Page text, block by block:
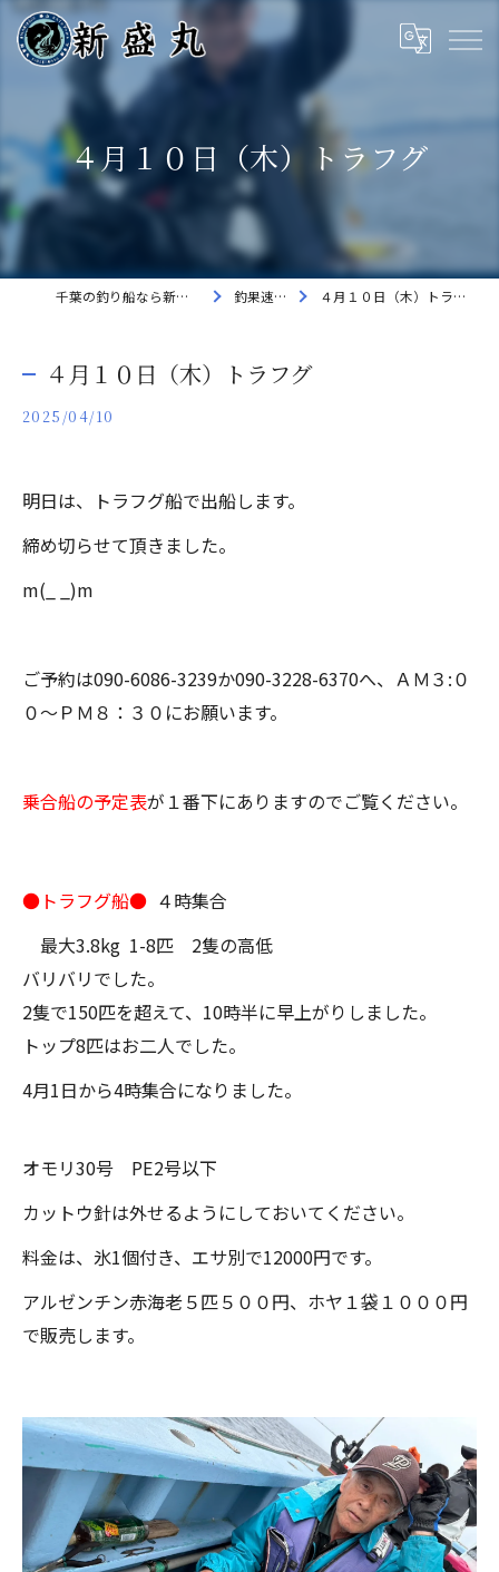
４月１０日（木）トラフグ
千葉の釣り船なら新盛丸 釣果速報 ４月１０日（木）トラフグ
４月１０日（木）トラフグ
2025/04/10
明日は、トラフグ船で出船します。
締め切らせて頂きました。
m(_ _)m
ご予約は090-6086-3239か090-3228-6370へ、ＡＭ３:０
０～ＰＭ８：３０にお願います。
乗合船の予定表が１番下にありますのでご覧ください。
●トラフグ船● ４時集合
最大3.8kg 1-8匹 2隻の高低
バリバリでした。
2隻で150匹を超えて、10時半に早上がりしました。
トップ8匹はお二人でした。
4月1日から4時集合になりました。
オモリ30号 PE2号以下
カットウ針は外せるようにしておいてください。
料金は、氷1個付き、エサ別で12000円です。
アルゼンチン赤海老５匹５００円、ホヤ１袋１０００円
で販売します。